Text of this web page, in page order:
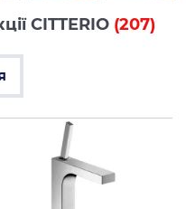
CITTERIO (207)